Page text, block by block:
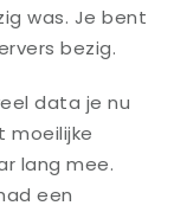
was. Je bent
bezig.
data je nu
moeilijke
lang mee.
een